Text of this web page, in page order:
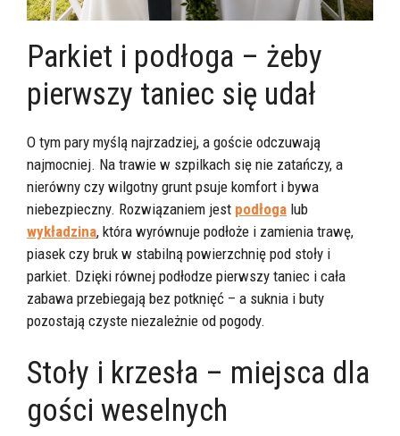
Parkiet i podłoga – żeby
pierwszy taniec się udał
O tym pary myślą najrzadziej, a goście odczuwają
najmocniej. Na trawie w szpilkach się nie zatańczy, a
nierówny czy wilgotny grunt psuje komfort i bywa
niebezpieczny. Rozwiązaniem jest podłoga lub
wykładzina, która wyrównuje podłoże i zamienia trawę,
piasek czy bruk w stabilną powierzchnię pod stoły i
parkiet. Dzięki równej podłodze pierwszy taniec i cała
zabawa przebiegają bez potknięć – a suknia i buty
pozostają czyste niezależnie od pogody.
Stoły i krzesła – miejsca dla
gości weselnych